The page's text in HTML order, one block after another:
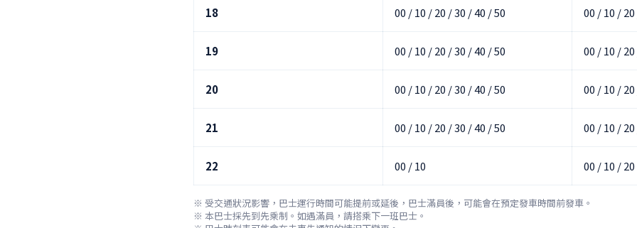
18 00 / 10 / 20 / 30 / 40 / 50 00 / 10 /
19 00 / 10 / 20 / 30 / 40 / 50 00 / 10 /
20 00 / 10 / 20 / 30 / 40 / 50 00 / 10 /
21 00 / 10 / 20 / 30 / 40 / 50 00 / 10 /
22 00 / 10 00 / 10 / 20
※ 受交通狀況影響，巴士運行時間可能提前或延後，巴士滿員後，可能會在預定發車時間前發車。
※ 本巴士採先到先乘制。如遇滿員，請搭乘下一班巴士。